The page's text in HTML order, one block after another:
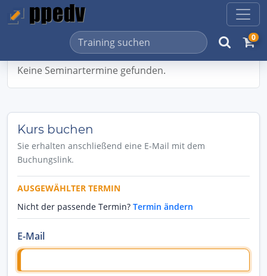
0
Keine Seminartermine gefunden.
Kurs buchen
Sie erhalten anschließend eine E-Mail mit dem
Buchungslink.
AUSGEWÄHLTER TERMIN
Nicht der passende Termin? Termin ändern
E-Mail